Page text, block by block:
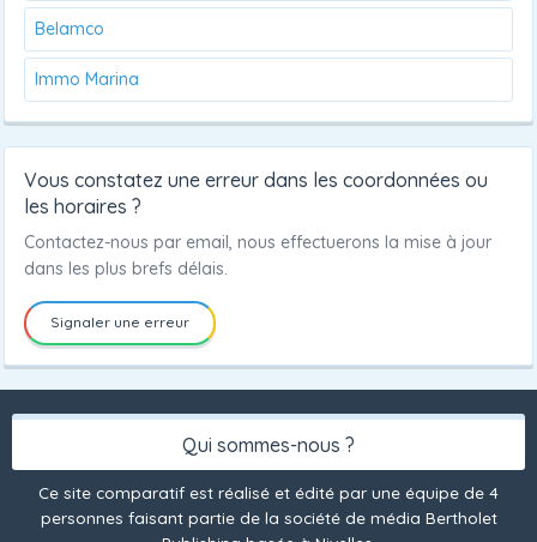
Belamco
Immo Marina
Vous constatez une erreur dans les coordonnées ou
les horaires ?
Contactez-nous par email, nous effectuerons la mise à jour
dans les plus brefs délais.
Signaler une erreur
Qui sommes-nous ?
Ce site comparatif est réalisé et édité par une équipe de 4
personnes faisant partie de la société de média Bertholet